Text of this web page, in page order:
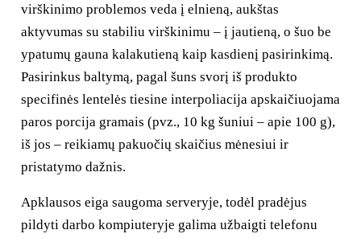
virškinimo problemos veda į elnieną, aukštas
aktyvumas su stabiliu virškinimu – į jautieną, o šuo be
ypatumų gauna kalakutieną kaip kasdienį pasirinkimą.
Pasirinkus baltymą, pagal šuns svorį iš produkto
specifinės lentelės tiesine interpoliacija apskaičiuojama
paros porcija gramais (pvz., 10 kg šuniui – apie 100 g),
iš jos – reikiamų pakuočių skaičius mėnesiui ir
pristatymo dažnis.
Apklausos eiga saugoma serveryje, todėl pradėjus
pildyti darbo kompiuteryje galima užbaigti telefonu